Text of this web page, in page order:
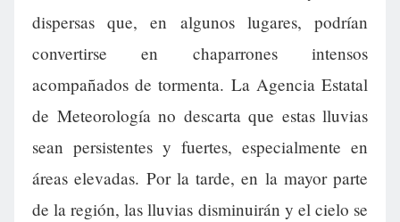
dispersas que, en algunos lugares, podrían
convertirse en chaparrones intensos
acompañados de tormenta. La Agencia Estatal
de Meteorología no descarta que estas lluvias
sean persistentes y fuertes, especialmente en
áreas elevadas. Por la tarde, en la mayor parte
de la región, las lluvias disminuirán y el cielo se